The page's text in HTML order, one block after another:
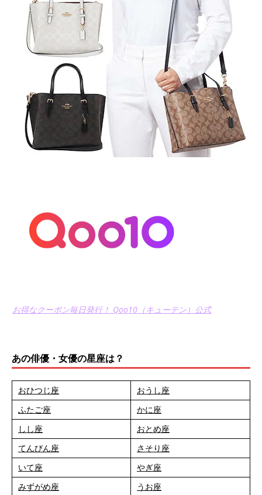
お得なクーポン毎日発行！ Qoo10（キューテン）公式
あの俳優・女優の星座は？
おひつじ座
おうし座
ふたご座
かに座
しし座
おとめ座
てんびん座
さそり座
いて座
やぎ座
みずがめ座
うお座